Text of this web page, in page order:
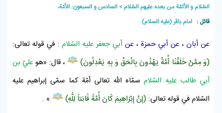
السّلام و الأئمّة من بعده عليهم السّلام
السادس و السبعون: الأمّة،
قائل : امام باقر (علیه السلام)
عن أبان ، عن أبي حمزة ، عن أبي جعفر عليه السّلام : في قوله تعالى:
(وَ مِمَّنْ خَلَقْنٰا أُمَّةٌ يَهْدُونَ بِالْحَقِّ وَ بِهِ يَعْدِلُونَ)
، قال: «هوعليّ بن
أبي طالب عليه السّلامسمّاه اللّه تعالى أمّة كما سمّى إبراهيم عليه
السّلامفي قوله تعالى: (إِنَّإِبْرٰاهِيمَكٰانَ أُمَّةً قٰانِتاً لِلّٰهِ) » .